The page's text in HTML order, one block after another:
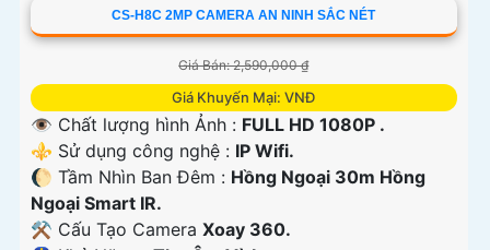
CS-H8C 2MP CAMERA AN NINH SẮC NÉT
Giá Bán: 2,590,000 ₫
Giá Khuyến Mại: VNĐ
👁 Chất lượng hình Ảnh : FULL HD 1080P .
⚜️ Sử dụng công nghệ : IP Wifi.
🌔 Tầm Nhìn Ban Đêm : Hồng Ngoại 30m Hồng
Ngoại Smart IR.
⚒ Cấu Tạo Camera Xoay 360.